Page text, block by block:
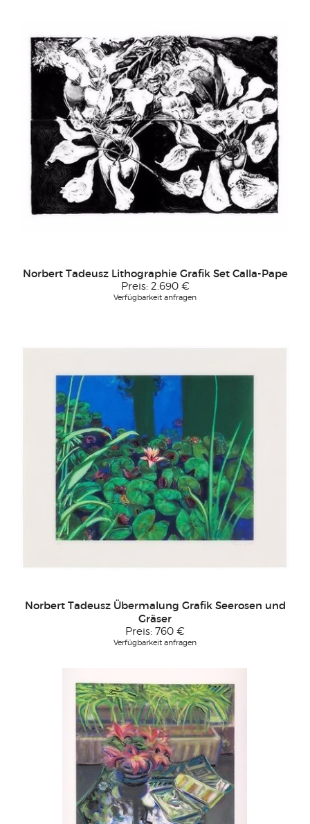
Norbert Tadeusz Lithographie Grafik Set Calla-Pape
Preis: 2.690 €
Verfügbarkeit anfragen
Norbert Tadeusz Übermalung Grafik Seerosen und
Gräser
Preis: 760 €
Verfügbarkeit anfragen